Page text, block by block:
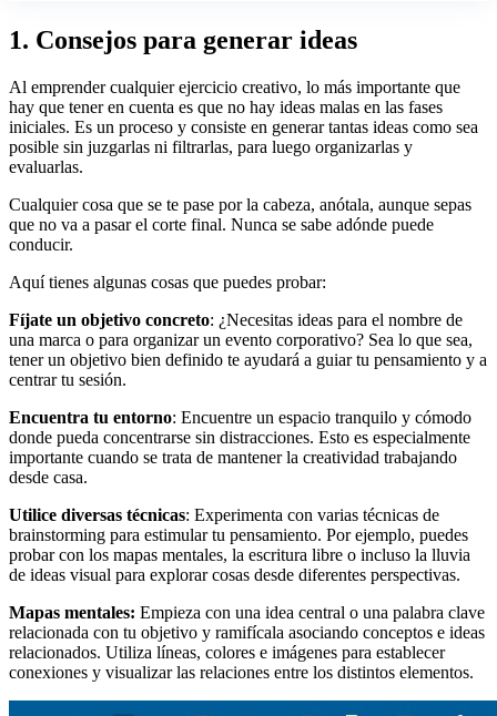
1. Consejos para generar ideas
Al emprender cualquier ejercicio creativo, lo más importante que
hay que tener en cuenta es que no hay ideas malas en las fases
iniciales. Es un proceso y consiste en generar tantas ideas como sea
posible sin juzgarlas ni filtrarlas, para luego organizarlas y
evaluarlas.
Cualquier cosa que se te pase por la cabeza, anótala, aunque sepas
que no va a pasar el corte final. Nunca se sabe adónde puede
conducir.
Aquí tienes algunas cosas que puedes probar:
Fíjate un objetivo concreto: ¿Necesitas ideas para el nombre de
una marca o para organizar un evento corporativo? Sea lo que sea,
tener un objetivo bien definido te ayudará a guiar tu pensamiento y a
centrar tu sesión.
Encuentra tu entorno: Encuentre un espacio tranquilo y cómodo
donde pueda concentrarse sin distracciones. Esto es especialmente
importante cuando se trata de mantener la creatividad trabajando
desde casa.
Utilice diversas técnicas: Experimenta con varias técnicas de
brainstorming para estimular tu pensamiento. Por ejemplo, puedes
probar con los mapas mentales, la escritura libre o incluso la lluvia
de ideas visual para explorar cosas desde diferentes perspectivas.
Mapas mentales: Empieza con una idea central o una palabra clave
relacionada con tu objetivo y ramifícala asociando conceptos e ideas
relacionados. Utiliza líneas, colores e imágenes para establecer
conexiones y visualizar las relaciones entre los distintos elementos.